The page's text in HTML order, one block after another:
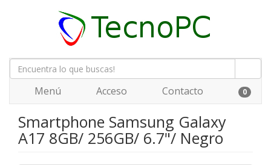
Menú Acceso Contacto 0
Smartphone Samsung Galaxy
A17 8GB/ 256GB/ 6.7"/ Negro